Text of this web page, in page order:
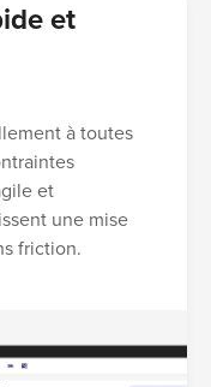
et
à toutes
et
une mise
friction.